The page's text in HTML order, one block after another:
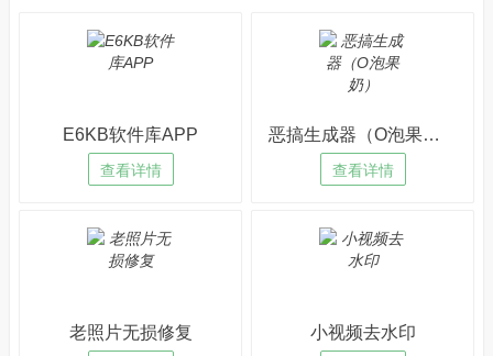
E6KB软件库APP
查看详情
恶搞生成器（O泡果奶）
查看详情
老照片无损修复 小视频去水印